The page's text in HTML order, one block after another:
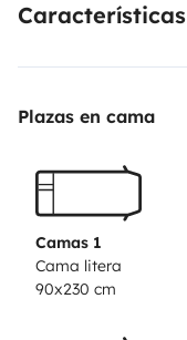
Características
Plazas en cama
Camas 1
Cama litera
90x230 cm